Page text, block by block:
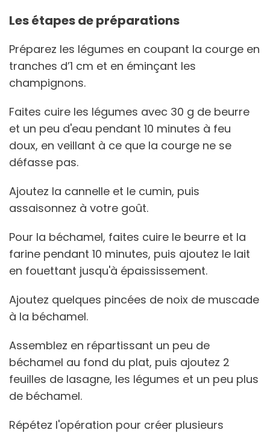
Les étapes de préparations
Préparez les légumes en coupant la courge en
tranches d’1 cm et en éminçant les
champignons.
Faites cuire les légumes avec 30 g de beurre
et un peu d'eau pendant 10 minutes à feu
doux, en veillant à ce que la courge ne se
défasse pas.
Ajoutez la cannelle et le cumin, puis
assaisonnez à votre goût.
Pour la béchamel, faites cuire le beurre et la
farine pendant 10 minutes, puis ajoutez le lait
en fouettant jusqu'à épaississement.
Ajoutez quelques pincées de noix de muscade
à la béchamel.
Assemblez en répartissant un peu de
béchamel au fond du plat, puis ajoutez 2
feuilles de lasagne, les légumes et un peu plus
de béchamel.
Répétez l'opération pour créer plusieurs